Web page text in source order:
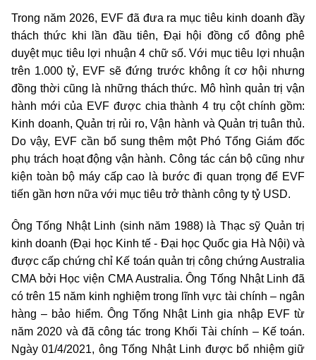
Trong năm 2026, EVF đã đưa ra mục tiêu kinh doanh đầy
thách thức khi lần đầu tiên, Đại hội đồng cổ đông phê
duyệt mục tiêu lợi nhuận 4 chữ số. Với mục tiêu lợi nhuận
trên 1.000 tỷ, EVF sẽ đứng trước không ít cơ hội nhưng
đồng thời cũng là những thách thức. Mô hình quản trị vận
hành mới của EVF được chia thành 4 trụ cột chính gồm:
Kinh doanh, Quản trị rủi ro, Vận hành và Quản trị tuân thủ.
Do vậy, EVF cần bổ sung thêm một Phó Tổng Giám đốc
phụ trách hoạt động vận hành. Công tác cán bộ cũng như
kiện toàn bộ máy cấp cao là bước đi quan trọng để EVF
tiến gần hơn nữa với mục tiêu trở thành công ty tỷ USD.
Ông Tống Nhật Linh (sinh năm 1988) là Thạc sỹ Quản trị
kinh doanh (Đại học Kinh tế - Đại học Quốc gia Hà Nội) và
được cấp chứng chỉ Kế toán quản trị công chứng Australia
CMA bởi Học viện CMA Australia. Ông Tống Nhật Linh đã
có trên 15 năm kinh nghiệm trong lĩnh vực tài chính – ngân
hàng – bảo hiểm. Ông Tống Nhật Linh gia nhập EVF từ
năm 2020 và đã công tác trong Khối Tài chính – Kế toán.
Ngày 01/4/2021, ông Tống Nhật Linh được bổ nhiệm giữ